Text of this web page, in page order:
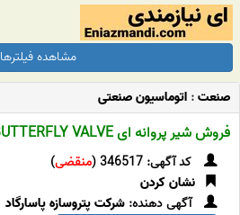
مشاهده فیلترها
صنعت: اتوماسیون صنعتی
فروش شیر پروانه ای BUTTERFLY VALVE
کد آگهی: 346517 ( منقضی)
نشان کردن
آگهی دهنده: شرکت پتروسازه پاسارگاد